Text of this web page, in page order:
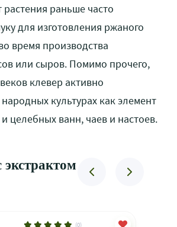
растения раньше часто
для изготовления ржаного
время производства
или сыров. Помимо прочего,
клевер активно
культурах как элемент
целебных ванн, чаев и настоев.
(0)